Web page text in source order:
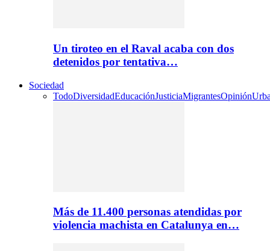
Un tiroteo en el Raval acaba con dos
detenidos por tentativa…
Sociedad
TodoDiversidadEducaciónJusticiaMigrantesOpinión
Más de 11.400 personas atendidas por
violencia machista en Catalunya en…